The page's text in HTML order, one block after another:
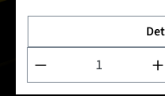
Produkt Anzahl: Gib